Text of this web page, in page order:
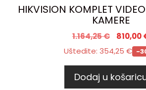
HIKVISION KOMPLET
KAMERE
1.164,25€ 810,00
Uštedite: 354,25 € -
Dodaj u